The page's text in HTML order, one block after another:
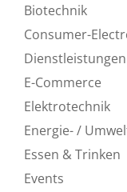
Biotechnik
Consumer-
Dienstleistungen
E-Commerce
Elektrotechnik
Energie- /
Essen & Trinken
Events